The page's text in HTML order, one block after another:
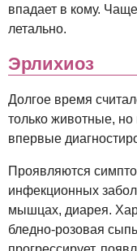
впадает в кому.
летально.
Эрлихиоз
Долгое время
только животные, но
впервые
Проявляются
инфекционных
мышцах, диарея.
бледно-розовая